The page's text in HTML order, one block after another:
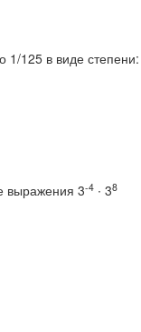
1/125 в виде степени:
выражения 3-4 ∙ 38